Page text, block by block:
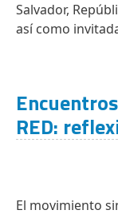
Salvador,
así como
RED:
El movimiento